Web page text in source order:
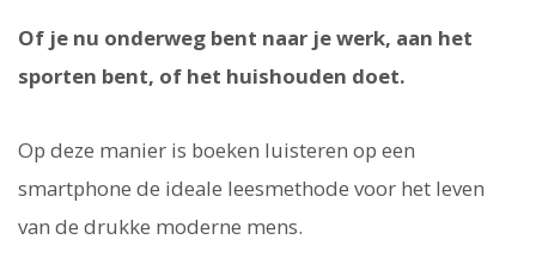
Of je nu onderweg bent naar je werk, aan het
sporten bent, of het huishouden doet.
Op deze manier is boeken luisteren op een
smartphone de ideale leesmethode voor het leven
van de drukke moderne mens.